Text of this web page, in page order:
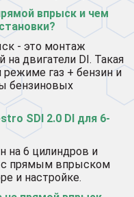
впрыск и чем
- это монтаж
на двигатели DI. Такая
газ + бензин и
бензиновых
SDI 2.0 DI для 6-
на 6 цилиндров и
с прямым впрыском
и настройке.